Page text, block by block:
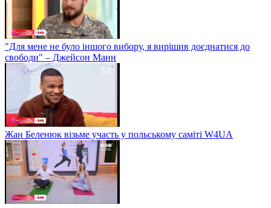
"Для мене не було іншого вибору, я вирішив доєднатися до
свободи" – Джейсон Манн
Жан Беленюк візьме участь у польському саміті W4UA